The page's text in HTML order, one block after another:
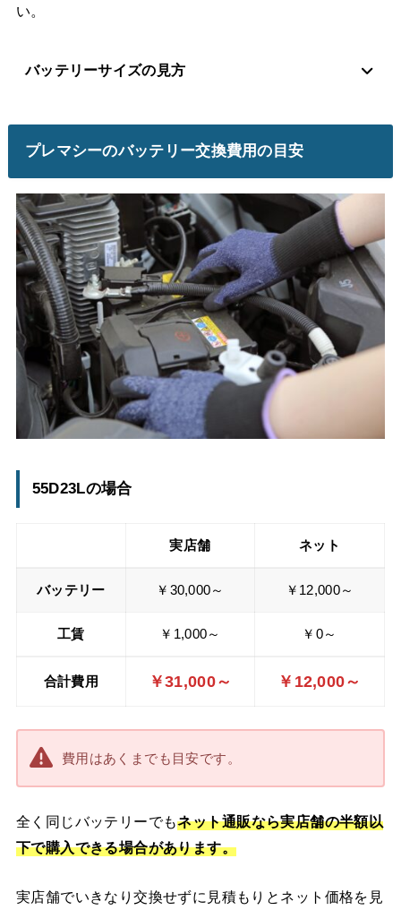
い。
バッテリーサイズの見方
プレマシーのバッテリー交換費用の目安
55D23Lの場合
実店舗 ネット
バッテリー ￥30,000～ ￥12,000～
工賃 ￥1,000～ ￥0～
合計費用 ￥31,000～ ￥12,000～
費用はあくまでも目安です。
全く同じバッテリーでもネット通販なら実店舗の半額以
下で購入できる場合があります。
実店舗でいきなり交換せずに見積もりとネット価格を見